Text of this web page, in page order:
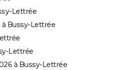
Lettrée
Bussy-Lettrée
Lettrée
à Bussy-Lettrée